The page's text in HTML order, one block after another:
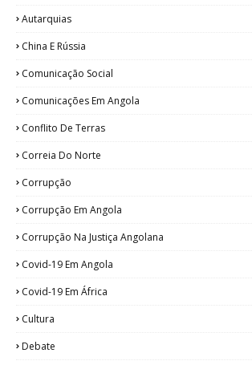
Autarquias
China E Rússia
Comunicação Social
Comunicações Em Angola
Conflito De Terras
Correia Do Norte
Corrupção
Corrupção Em Angola
Corrupção Na Justiça Angolana
Covid-19 Em Angola
Covid-19 Em África
Cultura
Debate